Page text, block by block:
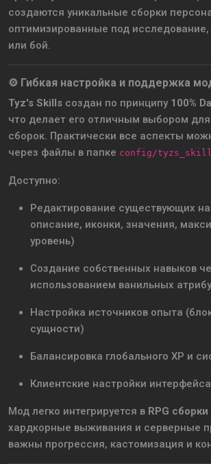
создаются уникальные сборки
оптимизированные под
или бой.
⚙ Гибкая настройка и поддержка
Tyz's Skills создан по принципу 100%
что делает его отличным выбором
сборок. Практически все аспекты
через файлы в папке config/
Доступно:
Редактирование существующих
описание, иконки, значения,
уровень)
Создание собственных навыков
использованием ванильных
Настройка источников опыта
сущности)
Балансировка глобального XP и
Клиентские настройки
Мод легко интегрируется в RPG
хардкорные выживания и серверные
важны прогрессия, кастомизация и